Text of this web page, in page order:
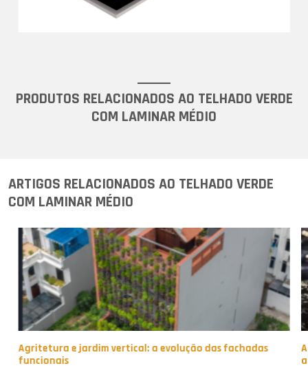
PRODUTOS RELACIONADOS AO TELHADO VERDE
COM LAMINAR MÉDIO
ARTIGOS RELACIONADOS AO TELHADO VERDE
COM LAMINAR MÉDIO
Agritetura e jardim vertical: a evolução das fachadas
funcionais